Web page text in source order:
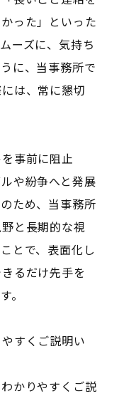
った」といった
ーズに、気持ち
に、当事務所で
は、常に懇切
事前に阻止
や紛争へと発展
ため、当事務所
と長期的な視
とで、表面化し
るだけ先手を
。
すくご説明い
かりやすくご説